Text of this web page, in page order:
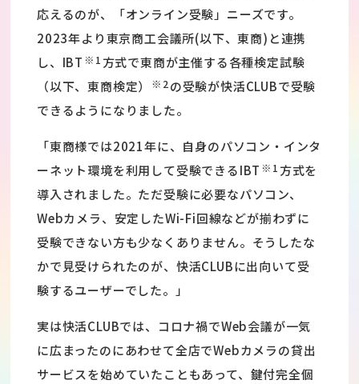
応えるのが、「オンライン受験」ニーズです。
2023年より東京商工会議所(以下、東商)と連携
し、IBT ※1 方式で東商が主催する各種検定試験
（以下、東商検定）
※2の受験が快活CLUBで受験
できるようになりました。
「東商様では2021年に、自身のパソコン・インタ
ーネット環境を利用して受験できるIBT ※1 方式を
導入されました。ただ受験に必要なパソコン、
Webカメラ、安定したWi-Fi回線などが揃わずに
受験できない方も少なくありません。そうしたな
かで見受けられたのが、快活CLUBに出向いて受
験するユーザーでした。」
実は快活CLUBでは、コロナ禍でWeb会議が一気
に広まったのにあわせて全店でWebカメラの貸出
サービスを始めていたこともあって、鍵付完全個